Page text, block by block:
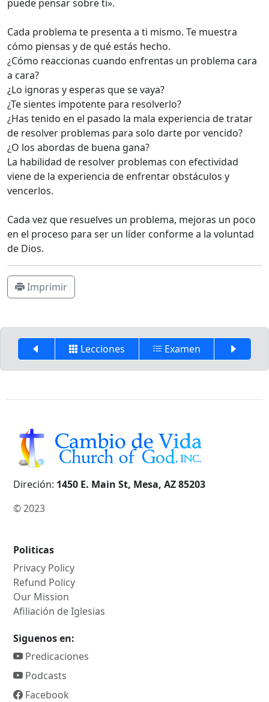
puede pensar sobre ti».
Cada problema te presenta a ti mismo. Te muestra
cómo piensas y de qué estás hecho.
¿Cómo reaccionas cuando enfrentas un problema cara
a cara?
¿Lo ignoras y esperas que se vaya?
¿Te sientes impotente para resolverlo?
¿Has tenido en el pasado la mala experiencia de tratar
de resolver problemas para solo darte por vencido?
¿O los abordas de buena gana?
La habilidad de resolver problemas con efectividad
viene de la experiencia de enfrentar obstáculos y
vencerlos.
Cada vez que resuelves un problema, mejoras un poco
en el proceso para ser un líder conforme a la voluntad
de Dios.
Imprimir
Lecciones Examen
Direción: 1450 E. Main St, Mesa, AZ 85203
© 2023
Politicas
Privacy Policy
Refund Policy
Our Mission
Afiliación de Iglesias
Siguenos en:
Predicaciones
Podcasts
Facebook